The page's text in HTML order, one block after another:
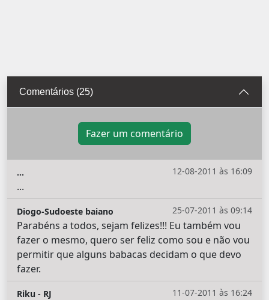
Comentários (25)
Fazer um comentário
12-08-2011 às 16:09
...
...
25-07-2011 às 09:14
Diogo-Sudoeste baiano
Parabéns a todos, sejam felizes!!! Eu também vou
fazer o mesmo, quero ser feliz como sou e não vou
permitir que alguns babacas decidam o que devo
fazer.
11-07-2011 às 16:24
Riku - RJ